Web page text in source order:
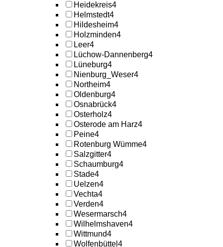
Heidekreis4
Helmstedt4
Hildesheim4
Holzminden4
Leer4
Lüchow-Dannenberg4
Lüneburg4
Nienburg_Weser4
Northeim4
Oldenburg4
Osnabrück4
Osterholz4
Osterode am Harz4
Peine4
Rotenburg Wümme4
Salzgitter4
Schaumburg4
Stade4
Uelzen4
Vechta4
Verden4
Wesermarsch4
Wilhelmshaven4
Wittmund4
Wolfenbüttel 4